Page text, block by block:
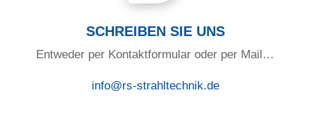
SCHREIBEN SIE UNS
Entweder per Kontaktformular oder per Mail…
info@rs-strahltechnik.de